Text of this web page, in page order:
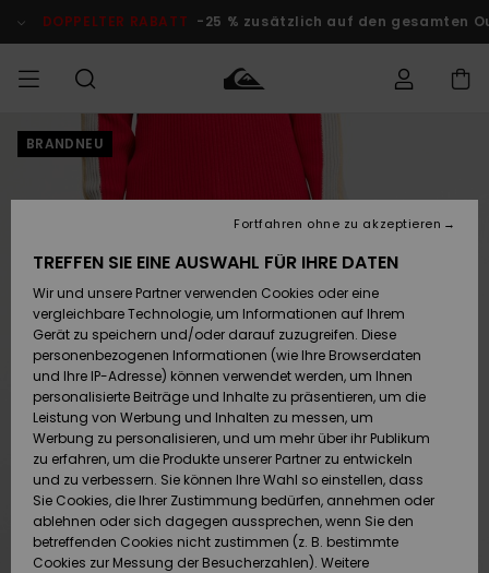
Produktinformation
DOPPELTER RABATT -25 % zusätzlich auf den gesamten
MÄNNER
Accessoires
Schuhe&
Flip-Flops
Surf
Snow
Brandneu
Accessoires
Schuhe&
Flip-Flops
Surf
Snow
Brandneu
FRAUEN
Brandneu
Highlights
Snow
SURF
Kinder
Highlights
Community
SNOW
Snow Shop
Kinder
Snow Shop
Damen
Highlights
Community
DOPPELTER
RABATT
KINDER
Outlet
Frauen
HILFE & KONTAKT
Retouren
Bezahlung
Geschenkkarte
Quiksilver
Freedom
Datenschutz
BRANDNEU
TREFFEN SIE EINE AUSWAHL FÜR IHRE DATEN
Wir und unsere Partner verwenden Cookies oder eine
vergleichbare Technologie, um Informationen auf Ihrem
Gerät zu speichern und/oder darauf zuzugreifen. Diese
personenbezogenen Informationen (wie Ihre Browserdaten
und Ihre IP-Adresse) können verwendet werden, um Ihnen
personalisierte Beiträge und Inhalte zu präsentieren, um die
Leistung von Werbung und Inhalten zu messen, um
Werbung zu personalisieren, und um mehr über ihr Publikum
zu erfahren, um die Produkte unserer Partner zu entwickeln
und zu verbessern. Sie können Ihre Wahl so einstellen, dass
Sie Cookies, die Ihrer Zustimmung bedürfen, annehmen oder
ablehnen oder sich dagegen aussprechen, wenn Sie den
betreffenden Cookies nicht zustimmen (z. B. bestimmte
Cookies zur Messung der Besucherzahlen). Weitere
Fortfahren ohne zu akzeptieren